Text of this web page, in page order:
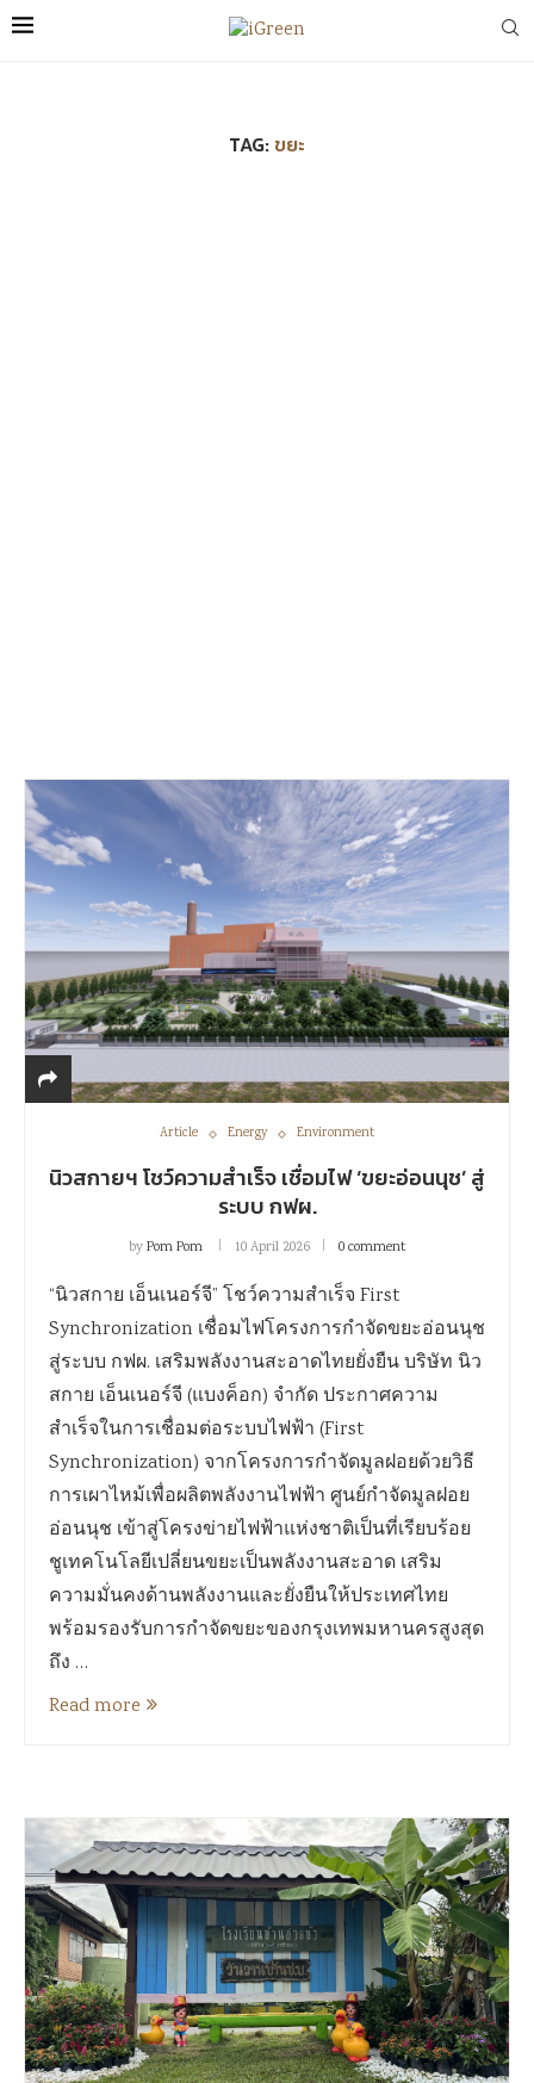
TAG: ขยะ
Article Energy Environment
นิวสกายฯ โชว์ความสำเร็จ เชื่อมไฟ ‘ขยะอ่อนนุช’ สู่
ระบบ กฟผ.
byPom Pom 10 April 2026 0 comment
“นิวสกาย เอ็นเนอร์จี” โชว์ความสำเร็จ First
Synchronization เชื่อมไฟโครงการกำจัดขยะอ่อนนุช
สู่ระบบ กฟผ. เสริมพลังงานสะอาดไทยยั่งยืน บริษัท นิว
สกาย เอ็นเนอร์จี (แบงค็อก) จำกัด ประกาศความ
สำเร็จในการเชื่อมต่อระบบไฟฟ้า (First
Synchronization) จากโครงการกำจัดมูลฝอยด้วยวิธี
การเผาไหม้เพื่อผลิตพลังงานไฟฟ้า ศูนย์กำจัดมูลฝอย
อ่อนนุช เข้าสู่โครงข่ายไฟฟ้าแห่งชาติเป็นที่เรียบร้อย
ชูเทคโนโลยีเปลี่ยนขยะเป็นพลังงานสะอาด เสริม
ความมั่นคงด้านพลังงานและยั่งยืนให้ประเทศไทย
พร้อมรองรับการกำจัดขยะของกรุงเทพมหานครสูงสุด
ถึง …
Read more